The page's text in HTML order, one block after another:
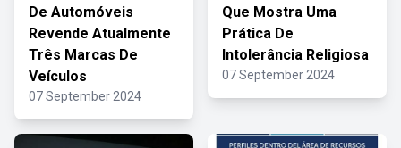
De Automóveis
Revende Atualmente
Três Marcas De
Veículos
07 September 2024
Que Mostra Uma
Prática De
Intolerância Religiosa
07 September 2024